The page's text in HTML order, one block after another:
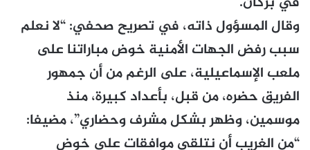
وقال المسؤول ذاته، في تصريح صحفي: “لا نعلم
سبب رفض الجهات الأمنية خوض مباراتنا على
ملعب الإسماعيلية، على الرغم من أن جمهور
الفريق حضره، من قبل، بأعداد كبيرة، منذ
موسمين، وظهر بشكل مشرف وحضاري”، مضيفا:
“من الغريب أن نتلقى موافقات على خوض